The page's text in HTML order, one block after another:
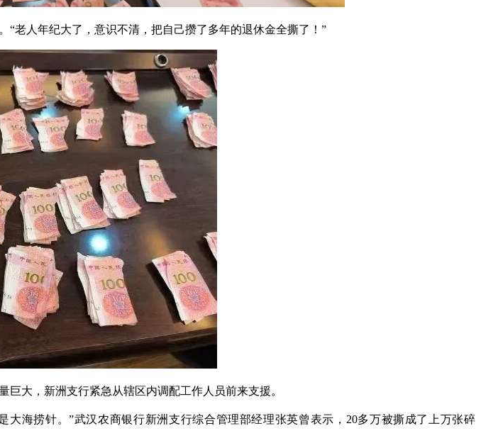
老人年纪大了，意识不清，把自己攒了多年的退休金全撕了！”
大，新洲支行紧急从辖区内调配工作人员前来支援。
海捞针。”武汉农商银行新洲支行综合管理部经理张英曾表示，20多万被撕成了上万张碎